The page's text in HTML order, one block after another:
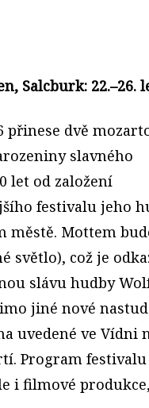
Salcburk: 22.–26.
přinese dvě
slavného
let od založení
festivalu jeho
městě. Mottem
světlo), což je
slávu hudby
jiné nové
uvedené ve Vídni
Program
i filmové